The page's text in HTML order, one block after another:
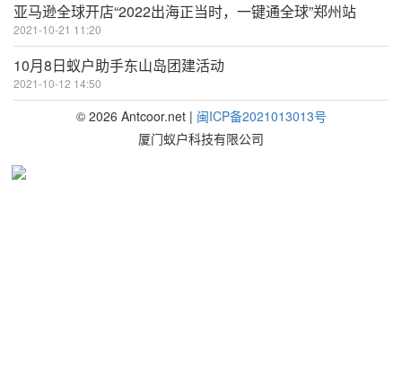
亚马逊全球开店“2022出海正当时，一键通全球”郑州站
2021-10-21 11:20
10月8日蚁户助手东山岛团建活动
2021-10-12 14:50
© 2026 Antcoor.net | 闽ICP备2021013013号
厦门蚁户科技有限公司